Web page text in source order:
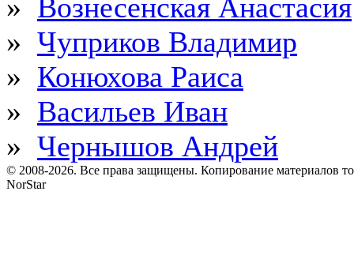
» Вознесенская Анастасия
» Чуприков Владимир
» Конюхова Раиса
» Васильев Иван
» Чернышов Андрей
© 2008-2026. Все права защищены. Копирование материалов
NorStar